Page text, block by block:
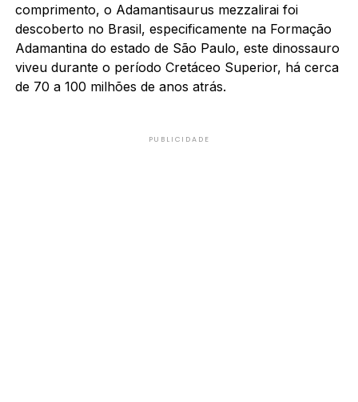
comprimento, o Adamantisaurus mezzalirai foi
descoberto no Brasil, especificamente na Formação
Adamantina do estado de São Paulo, este dinossauro
viveu durante o período Cretáceo Superior, há cerca
de 70 a 100 milhões de anos atrás.
PUBLICIDADE